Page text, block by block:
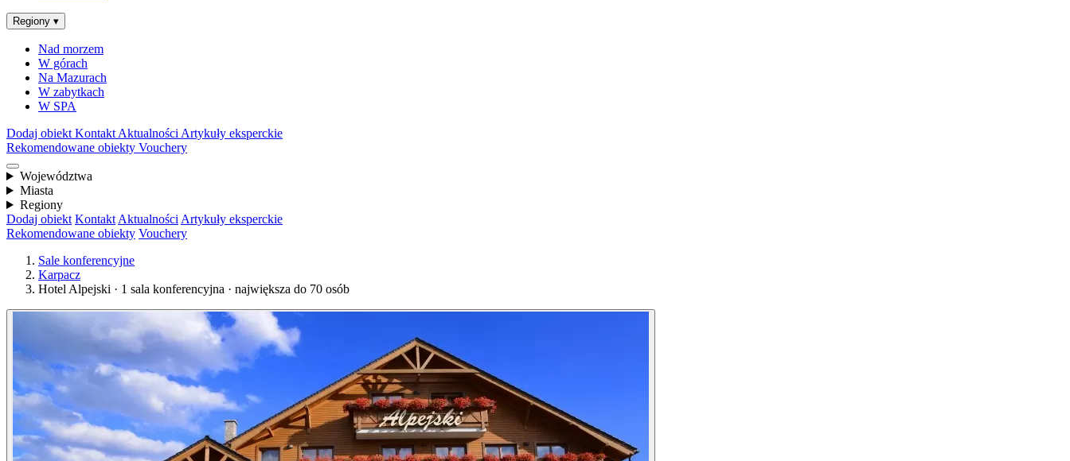
Regiony ▾
Nad morzem
W górach
Na Mazurach
W zabytkach
W SPA
Dodaj obiekt Kontakt Aktualności Artykuły eksperckie
Rekomendowane obiekty Vouchery
Województwa
Miasta
Regiony
Dodaj obiekt Kontakt Aktualności Artykuły eksperckie
Rekomendowane obiekty Vouchery
Sale konferencyjne
Karpacz
Hotel Alpejski · 1 sala konferencyjna · największa do 70 osób